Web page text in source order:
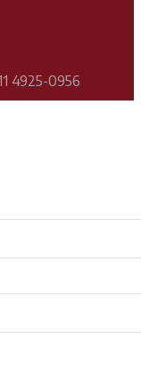
4925-0956